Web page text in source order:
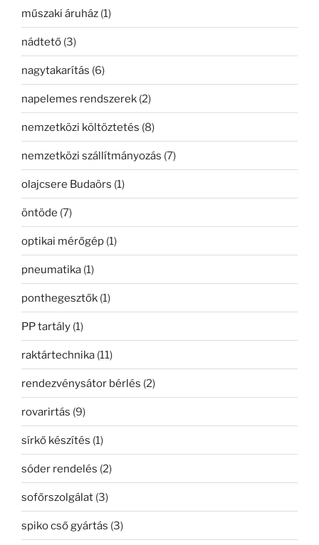
műszaki áruház (1)
nádtető (3)
nagytakarítás (6)
napelemes rendszerek (2)
nemzetközi költöztetés (8)
nemzetközi szállítmányozás (7)
olajcsere Budaörs (1)
öntöde (7)
optikai mérőgép (1)
pneumatika (1)
ponthegesztők (1)
PP tartály (1)
raktártechnika (11)
rendezvénysátor bérlés (2)
rovarirtás (9)
sírkő készítés (1)
sóder rendelés (2)
sofőrszolgálat (3)
spiko cső gyártás (3)